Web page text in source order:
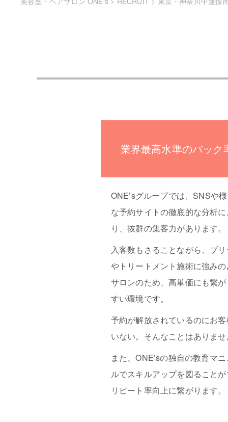
業界最高水準のバック
ONE’sグループでは、SNSや
な予約サイトの徹底的な分析
り、抜群の集客力があります。
入客数もさることながら、ブ
やトリートメント施術に強み
サロンのため、高単価にも繋
すい環境です。
予約が解放されているのにお
いない。そんなことはありま
また、ONE’sの独自の教育マ
ルでスキルアップを図ること
リピート率向上に繋がります。